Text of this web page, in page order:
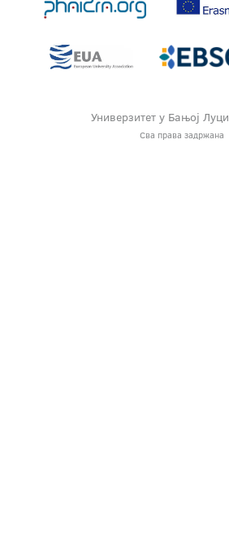
Универзитет у Бањој
Сва права задржана